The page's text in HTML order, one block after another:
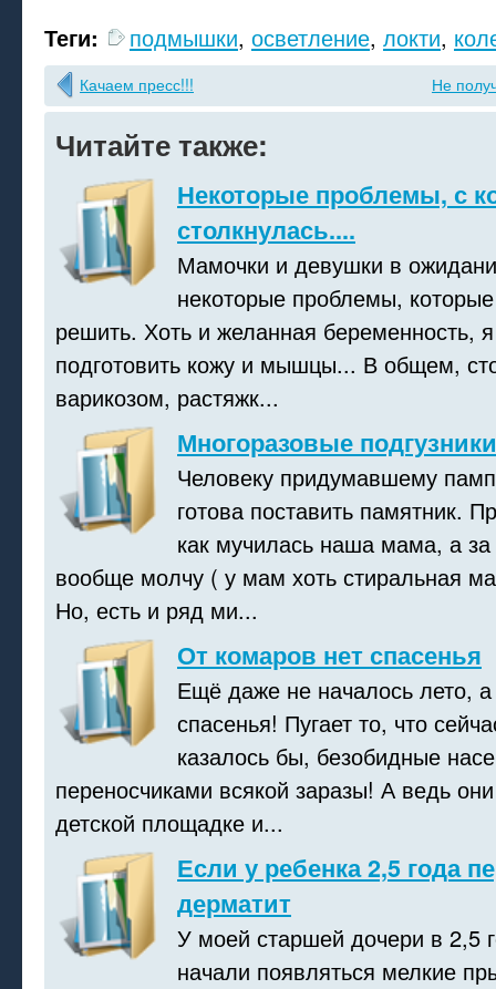
Теги:
подмышки, осветление, локти,
Качаем пресс!!! Не
Читайте также:
Некоторые проблемы, с
столкнулась....
Мамочки и девушки в
некоторые проблемы,
решить. Хоть и желанная беременность,
подготовить кожу и мышцы... В общем,
варикозом, растяжк...
Многоразовые подгузники
Человеку придумавшему
готова поставить памятник.
как мучилась наша мама, а
вообще молчу ( у мам хоть стиральная
Но, есть и ряд ми...
От комаров нет спасенья
Ещё даже не началось лето,
спасенья! Пугает то, что
казалось бы, безобидные
переносчиками всякой заразы! А ведь
детской площадке и...
Если у ребенка 2,5 года
дерматит
У моей старшей дочери в 2,5
начали появляться мелкие